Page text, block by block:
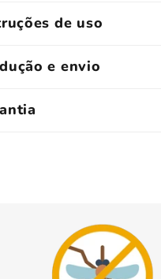
de uso
e envio